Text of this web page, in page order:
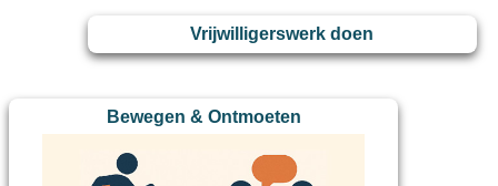
Vrijwilligerswerk doen
Bewegen & Ontmoeten